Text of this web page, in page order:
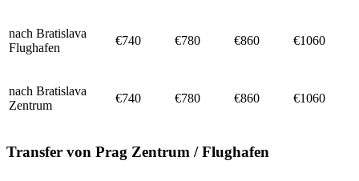
nach Bratislava
Flughafen
€740 €780 €860 €1060
nach Bratislava
Zentrum
€740 €780 €860 €1060
Transfer von Prag Zentrum / Flughafen